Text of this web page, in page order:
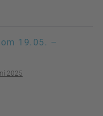
19.05. –
2025